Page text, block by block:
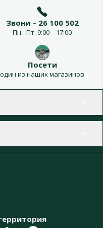
Звони – 26 100 502
Пн.–Пт. 9:00 – 17:00
Посети
один из наших магазинов